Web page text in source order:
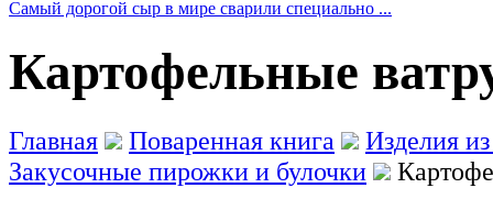
Самый дорогой сыр в мире сварили специально ...
Картофельные
Главная Поваренная книга
Изделия
Закусочные пирожки и булочки